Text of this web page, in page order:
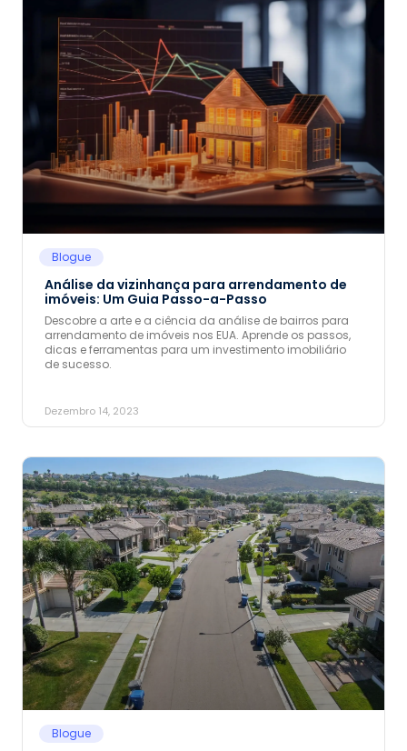
Blogue
Análise da vizinhança para arrendamento de
imóveis: Um Guia Passo-a-Passo
Descobre a arte e a ciência da análise de bairros para
arrendamento de imóveis nos EUA. Aprende os passos,
dicas e ferramentas para um investimento imobiliário
de sucesso.
Dezembro 14, 2023
Blogue